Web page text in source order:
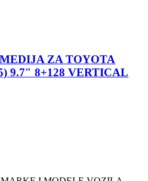
ZA TOYOTA
9.7″ 8+128 VERTICAL